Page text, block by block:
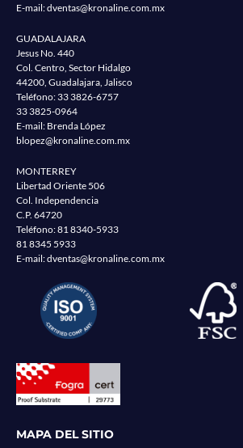
E-mail:dventas@kronaline.com.mx
GUADALAJARA
Jesus No. 440
Col. Centro, Sector Hidalgo
44200, Guadalajara, Jalisco
Teléfono: 33 3826-6757
33 3825-0964
E-mail: Brenda López
blopez@kronaline.com.mx
MONTERREY
Libertad Oriente 506
Col. Independencia
C.P. 64720
Teléfono:81 8340-5933
81 8345 5933
E-mail:dventas@kronaline.com.mx
MAPA DEL SITIO